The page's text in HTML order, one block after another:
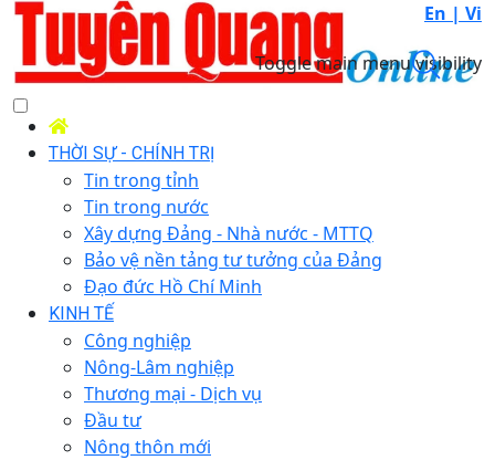
En | Vi
Toggle main menu visibility
THỜI SỰ - CHÍNH TRỊ
Tin trong tỉnh
Tin trong nước
Xây dựng Đảng - Nhà nước - MTTQ
Bảo vệ nền tảng tư tưởng của Đảng
Đạo đức Hồ Chí Minh
KINH TẾ
Công nghiệp
Nông-Lâm nghiệp
Thương mại - Dịch vụ
Đầu tư
Nông thôn mới